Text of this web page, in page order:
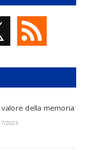
della memoria
2026